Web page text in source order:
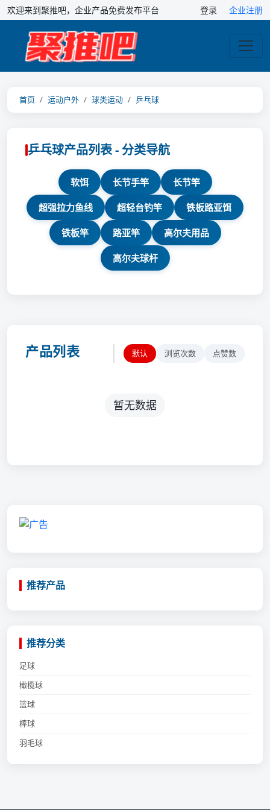
欢迎来到聚推吧，企业产品免费发布平台 登录 企业注册
首页 运动户外 球类运动 乒乓球
乒乓球产品列表 - 分类导航
软饵 长节手竿 长节竿
超强拉力鱼线 超轻台钓竿 铁板路亚饵
铁板竿 路亚竿 高尔夫用品
高尔夫球杆
产品列表 默认 浏览次数 点赞数
暂无数据
推荐产品
推荐分类
足球
橄榄球
篮球
棒球
羽毛球